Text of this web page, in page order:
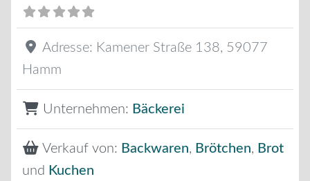
Adresse: Kamener Straße 138, 59077
Hamm
Unternehmen: Bäckerei
Verkauf von: Backwaren, Brötchen, Brot
und Kuchen